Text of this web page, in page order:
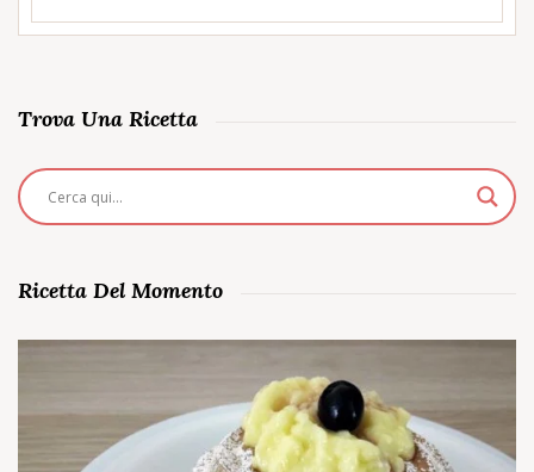
Trova Una Ricetta
Ricetta Del Momento